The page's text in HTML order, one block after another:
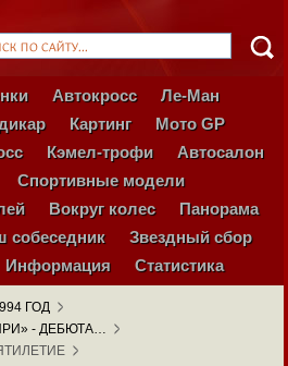
Автокросс
Ле-Ман
Картинг
Мото GP
Кэмел-трофи
Автосалон
Спортивные модели
Вокруг колес
Панорама
собеседник
Звездный сбор
Информация Статистика
ГОД
- ДЕБЮТА…